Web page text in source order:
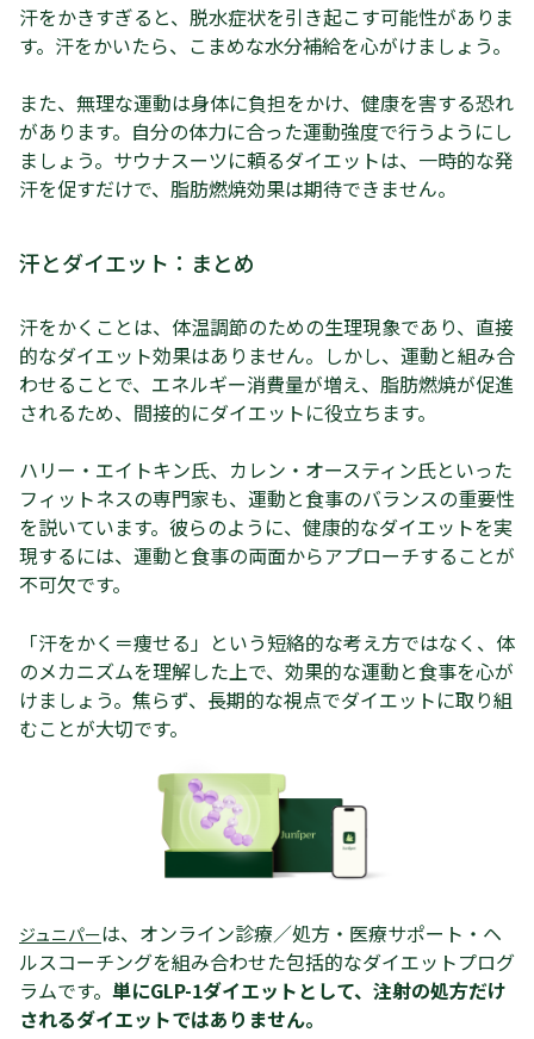
汗をかきすぎると、脱水症状を引き起こす可能性がありま
す。汗をかいたら、こまめな水分補給を心がけましょう。
また、無理な運動は身体に負担をかけ、健康を害する恐れ
があります。自分の体力に合った運動強度で行うようにし
ましょう。サウナスーツに頼るダイエットは、一時的な発
汗を促すだけで、脂肪燃焼効果は期待できません。
汗とダイエット：まとめ
汗をかくことは、体温調節のための生理現象であり、直接
的なダイエット効果はありません。しかし、運動と組み合
わせることで、エネルギー消費量が増え、脂肪燃焼が促進
されるため、間接的にダイエットに役立ちます。
ハリー・エイトキン氏、カレン・オースティン氏といった
フィットネスの専門家も、運動と食事のバランスの重要性
を説いています。彼らのように、健康的なダイエットを実
現するには、運動と食事の両面からアプローチすることが
不可欠です。
「汗をかく＝痩せる」という短絡的な考え方ではなく、体
のメカニズムを理解した上で、効果的な運動と食事を心が
けましょう。焦らず、長期的な視点でダイエットに取り組
むことが大切です。
ジュニパーは、オンライン診療／処方・医療サポート・ヘ
ルスコーチングを組み合わせた包括的なダイエットプログ
ラムです。 単にGLP-1ダイエットとして、注射の処方だけ
されるダイエットではありません。